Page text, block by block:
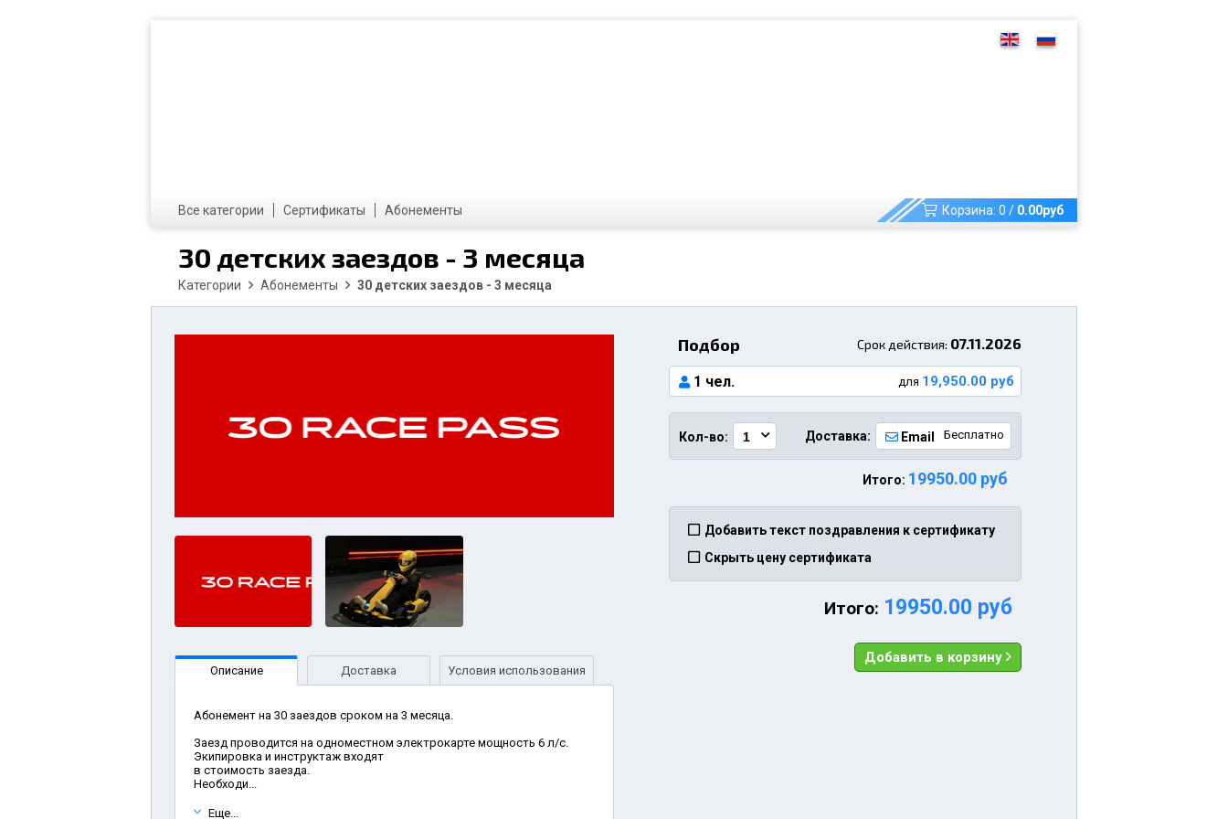
Все категории Сертификаты Абонементы Корзина: 0 / 0.00руб
30 детских заездов - 3 месяца
Категории Абонементы 30 детских заездов - 3 месяца
Описание Доставка Условия использования
Абонемент на 30 заездов сроком на 3 месяца.
Заезд проводится на одноместном электрокарте мощность 6 л/с.
Экипировка и инструктаж входят
в стоимость заезда.
Необходи...
Еще...
Подбор Срок действия: 07.11.2026
1 чел. для 19,950.00 руб
Кол-во: Доставка: Email Бесплатно
Итого: 19950.00 руб
Добавить текст поздравления к сертификату
Скрыть цену сертификата
Итого: 19950.00 руб
Добавить в корзину